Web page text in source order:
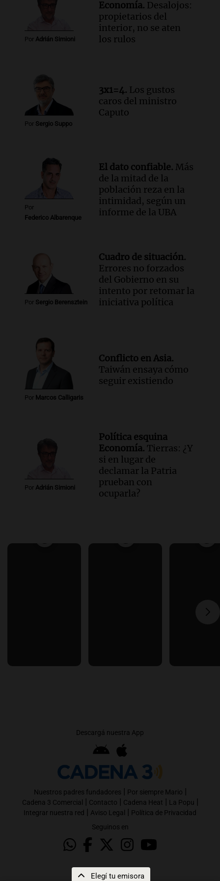
Elegí tu emisora
billones de pesos y genera excedente de
liquidez de 4 billones
Panorama Federal
según San Ignacio de Loyola
Panorama Federal
Episodios
Audio.Tormentas y filtraciones: "El
agua entra por donde menos
Episodios
Por Adrián Simioni
Economía. Desalojos:
propietarios del
interior, no se aten
los rulos
Por Sergio Suppo
3x1=4. Los gustos
caros del ministro
Caputo
Por
Federico Albarenque
El dato confiable. Más
de la mitad de la
población reza en la
intimidad, según un
informe de la UBA
Por Sergio Berensztein
Cuadro de situación.
Errores no forzados
del Gobierno en su
intento por retomar la
iniciativa política
Por Marcos Calligaris
Conflicto en Asia.
Taiwán ensaya cómo
seguir existiendo
Por Adrián Simioni
Política esquina
Economía. Tierras: ¿Y
si en lugar de
declamar la Patria
prueban con
ocuparla?
Descargá nuestra App
Nuestros padres fundadores | Por siempre Mario |
Cadena 3 Comercial | Contacto | Cadena Heat | La Popu |
Integrar nuestra red | Aviso Legal | Política de Privacidad
Seguinos en